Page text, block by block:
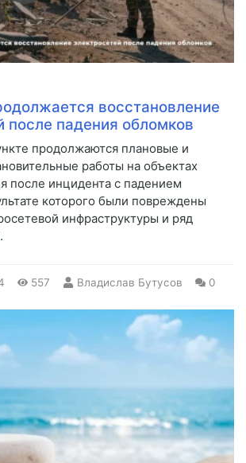
восстановление
после падения обломков
продолжаются плановые и
работы на объектах
после инцидента с падением
которого были повреждены
инфраструктуры и ряд
557 Владислав Бутусов 0